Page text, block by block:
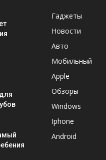
Гаджеты
Новости
Авто
Мобильный
Apple
Обзоры
Windows
Iphone
Android